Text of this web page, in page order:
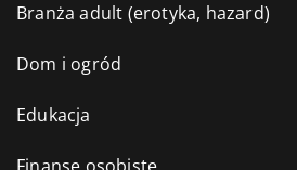
Branża adult (erotyka, hazard)
Dom i ogród
Edukacja